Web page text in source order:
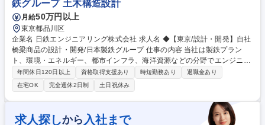
万世帯の顧客基盤
鉄グループ 土木構造設計
月給50万円以上
東京都品川区
企業名 日鉄エンジニアリング株式会社 求人名 ◆【東京/設計・開発】自社
橋梁商品の設計・開発/日本製鉄グループ 仕事の内容 当社は製鉄プラン
ト、環境・エネルギー、都市インフラ、海洋資源などの分野でエンジニア
リングソリューションを提供するプロフェッショナル集団です。この度、
設計・開発業務(詳細は以下)をお任せします。 ■橋梁商品の設計および開
発 ・主力商品（カバープレート、パネルブリッジ）の設計業務を担当いた
だき、将来的には新規商品の開発に携わっていただきます。 ・実際のプロ
ジェクトでのOJTを通して、当社の仕事の進め方を学んでいただきたいと
年間休日120日以上 資格取得支援あり 時短勤務あり
退職金あり
在宅OK
完全週休2日制 土日祝休み
求人探しから 入社まで